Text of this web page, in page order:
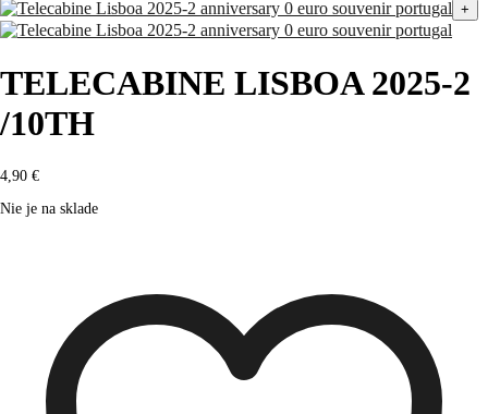
+
TELECABINE LISBOA 2025-2
/10TH
4,90 €
Nie je na sklade